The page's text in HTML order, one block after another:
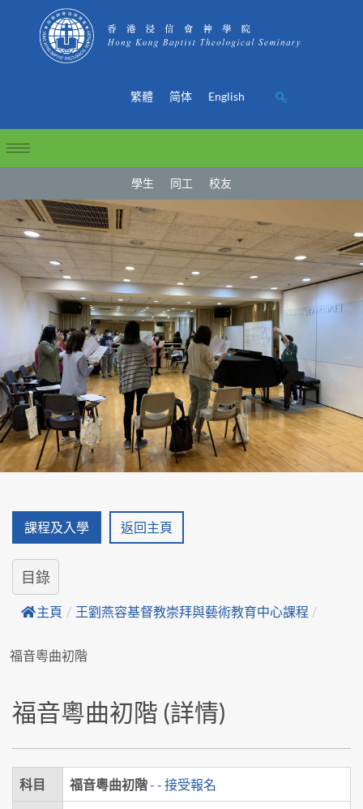
繁體 简体 English
學生 同工 校友
課程及入學 返回主頁
目錄
主頁 / 王劉燕容基督教崇拜與藝術教育中心課程 /
福音粵曲初階
福音粵曲初階 (詳情)
科目 福音粵曲初階- - 接受報名